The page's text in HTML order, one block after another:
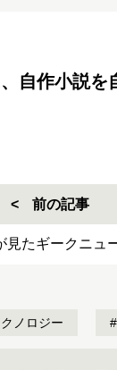
自作小説を
前の記事
見たギークニュ
ノロジー